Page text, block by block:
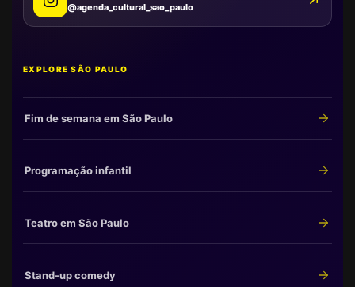
@agenda_cultural_sao_paulo
EXPLORE SÃO PAULO
Fim de semana em São Paulo
Programação infantil
Teatro em São Paulo
Stand-up comedy